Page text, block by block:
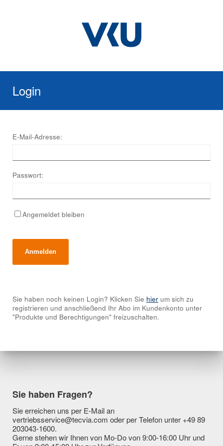
Login
E-Mail-Adresse:
Passwort:
Angemeldet bleiben
Sie haben noch keinen Login? Klicken Sie hier um sich zu
registrieren und anschließend Ihr Abo im Kundenkonto unter
"Produkte und Berechtigungen" freizuschalten.
Sie haben Fragen?
Sie erreichen uns per E-Mail an
vertriebsservice@tecvia.com oder per Telefon unter +49 89
203043-1600.
Gerne stehen wir Ihnen von Mo-Do von 9:00-16:00 Uhr und